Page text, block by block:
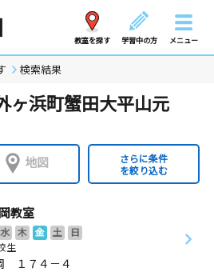
教室を探す 学習中の方 メニュー
検索結果
ヶ浜町蟹田大平山元
地図
さらに条件
を絞り込む
教室
水 木 金 土
日
生
１７４－４